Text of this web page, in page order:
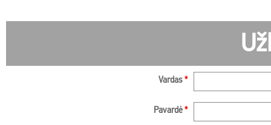
Vardas *
Pavardė *